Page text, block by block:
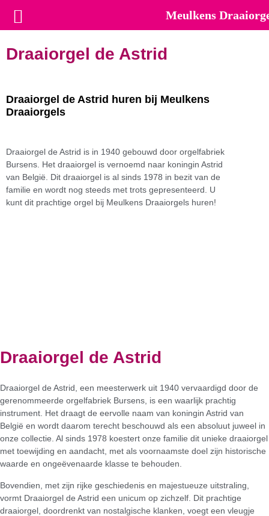
Draaiorgel de Astrid
Draaiorgel de Astrid huren bij Meulkens
Draaiorgels
Draaiorgel de Astrid is in 1940 gebouwd door orgelfabriek
Bursens. Het draaiorgel is vernoemd naar koningin Astrid
van België. Dit draaiorgel is al sinds 1978 in bezit van de
familie en wordt nog steeds met trots gepresenteerd. U
kunt dit prachtige orgel bij Meulkens Draaiorgels huren!
Draaiorgel de Astrid
Draaiorgel de Astrid, een meesterwerk uit 1940 vervaardigd door de
gerenommeerde orgelfabriek Bursens, is een waarlijk prachtig
instrument. Het draagt de eervolle naam van koningin Astrid van
België en wordt daarom terecht beschouwd als een absoluut juweel in
onze collectie. Al sinds 1978 koestert onze familie dit unieke draaiorgel
met toewijding en aandacht, met als voornaamste doel zijn historische
waarde en ongeëvenaarde klasse te behouden.
Bovendien, met zijn rijke geschiedenis en majestueuze uitstraling,
vormt Draaiorgel de Astrid een unicum op zichzelf. Dit prachtige
draaiorgel, doordrenkt van nostalgische klanken, voegt een vleugje
Meulkens